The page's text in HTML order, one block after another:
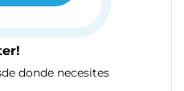
donde necesites